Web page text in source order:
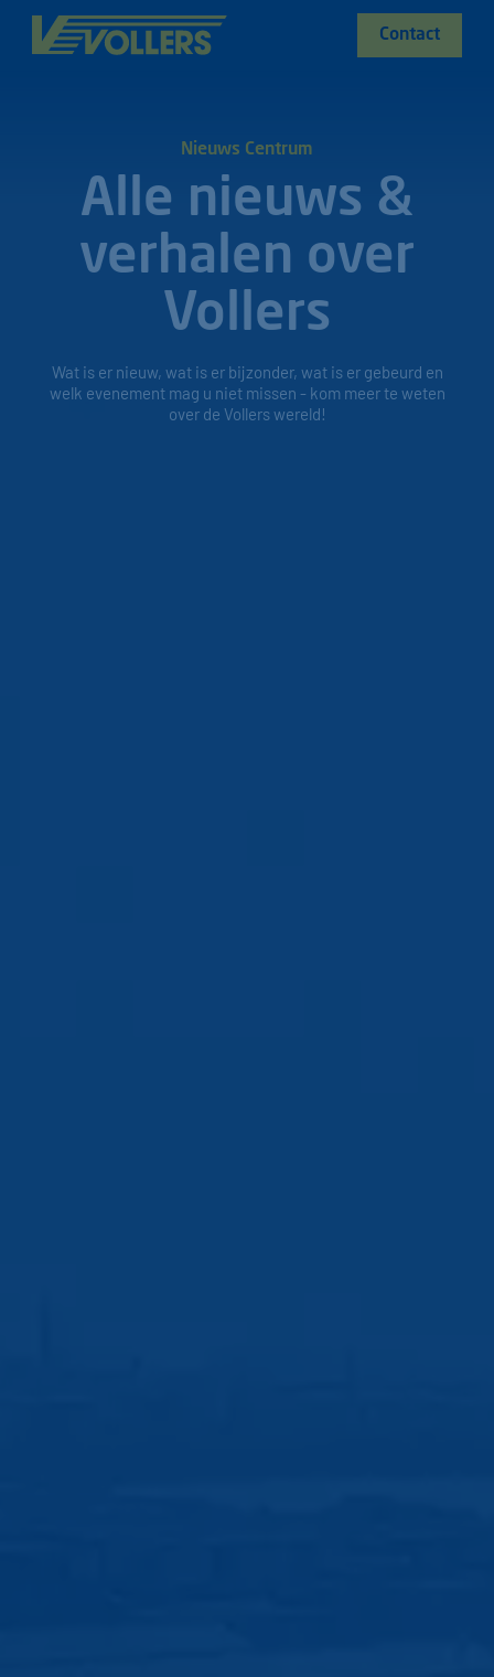
Contact
Nieuws Centrum
Alle nieuws &
verhalen over
Vollers
Wat is er nieuw, wat is er bijzonder, wat is er gebeurd en
welk evenement mag u niet missen - kom meer te weten
over de Vollers wereld!